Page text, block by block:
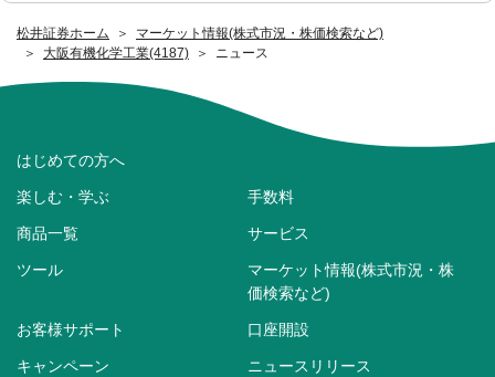
松井証券ホーム
マーケット情報(株式市況・株価検索など)
大阪有機化学工業(4187)
ニュース
はじめての方へ
楽しむ・学ぶ 手数料
商品一覧 サービス
ツール
マーケット情報(株式市況・株
価検索など)
お客様サポート 口座開設
キャンペーン ニュースリリース